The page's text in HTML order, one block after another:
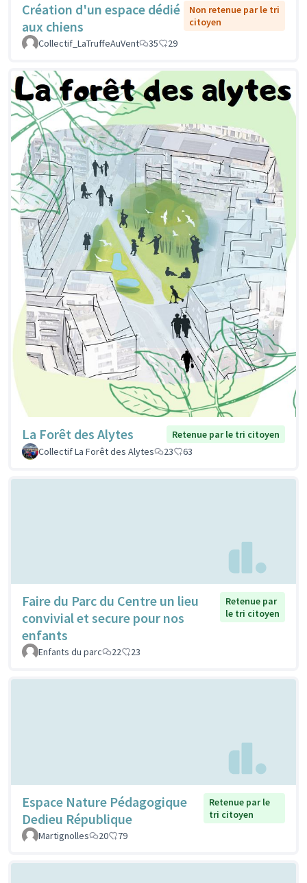
Création d'un espace dédié
aux chiens
Non retenue par le tri
citoyen
Collectif_LaTruffeAuVent
35 29
La Forêt des Alytes
Retenue par le tri citoyen
Collectif La Forêt des Alytes
23 63
Faire du Parc du Centre un lieu
convivial et secure pour nos
enfants
Retenue par
le tri citoyen
Enfants du parc 22 23
Espace Nature Pédagogique
Dedieu République
Retenue par le
tri citoyen
Martignolles
20 79